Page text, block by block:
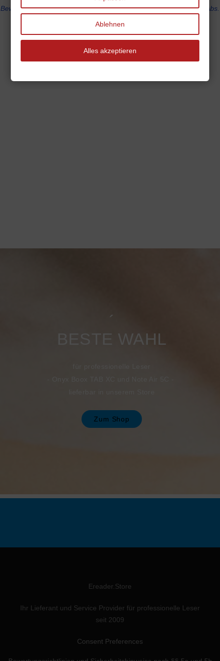
Bewertungsrichtlinien und Sicherheitshinweise nach §§ 5a und 5b Abs.
3 UWG
´
BESTE WAHL
Zum Shop
Ereader.Store
Ihr Lieferant und Service Provider für professionelle Leser
seit 2009
Consent Preferences
Ablehnen
Alles akzeptieren